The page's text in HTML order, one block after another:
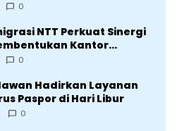
0
NTT Perkuat Sinergi
Kantor
Timur
0
Hadirkan Layanan
Paspor di Hari Libur
0